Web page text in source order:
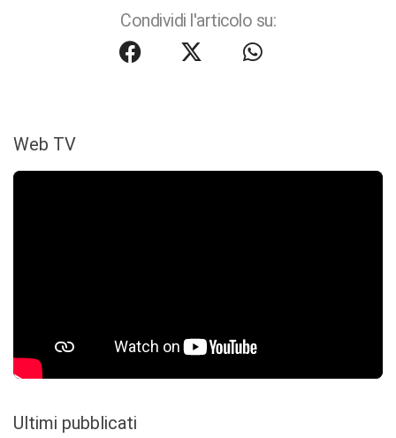
Condividi l'articolo su:
Web TV
Ultimi pubblicati